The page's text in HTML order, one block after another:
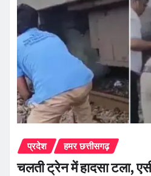
प्रदेश हमर छत्तीसगढ़
चलती ट्रेन में हादसा टला,